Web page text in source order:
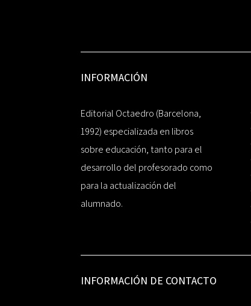
INFORMACIÓN
Editorial Octaedro (Barcelona,
1992) especializada en libros
sobre educación, tanto para el
desarrollo del profesorado como
para la actualización del
alumnado.
INFORMACIÓN DE CONTACTO